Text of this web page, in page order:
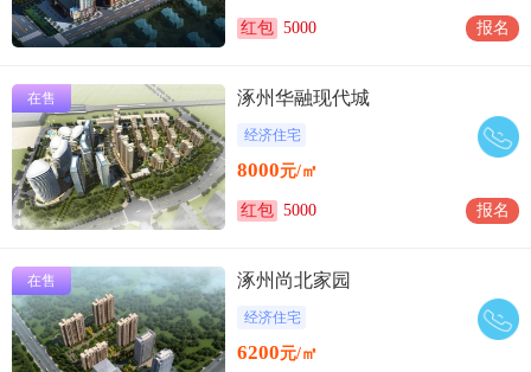
红包 5000 报名
在售 涿州华融现代城
经济住宅
8000元/㎡
红包 5000 报名
在售 涿州尚北家园
经济住宅
6200元/㎡